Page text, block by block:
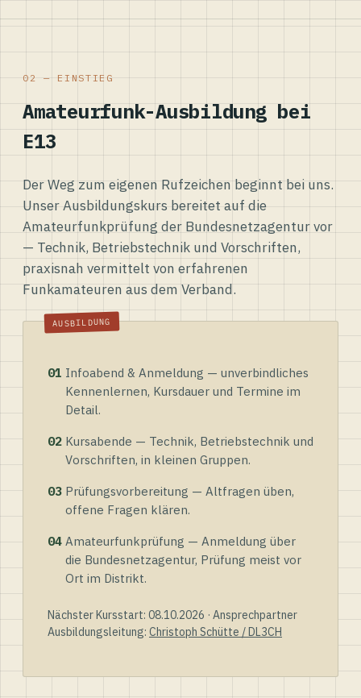
02 — EINSTIEG
Amateurfunk-Ausbildung bei
E13
Der Weg zum eigenen Rufzeichen beginnt bei uns.
Unser Ausbildungskurs bereitet auf die
Amateurfunkprüfung der Bundesnetzagentur vor
— Technik, Betriebstechnik und Vorschriften,
praxisnah vermittelt von erfahrenen
Funkamateuren aus dem Verband.
01 Infoabend & Anmeldung — unverbindliches
Kennenlernen, Kursdauer und Termine im
Detail.
02 Kursabende — Technik, Betriebstechnik und
Vorschriften, in kleinen Gruppen.
03 Prüfungsvorbereitung — Altfragen üben,
offene Fragen klären.
04 Amateurfunkprüfung — Anmeldung über
die Bundesnetzagentur, Prüfung meist vor
Ort im Distrikt.
Nächster Kursstart: 08.10.2026 · Ansprechpartner
Ausbildungsleitung: Christoph Schütte / DL3CH